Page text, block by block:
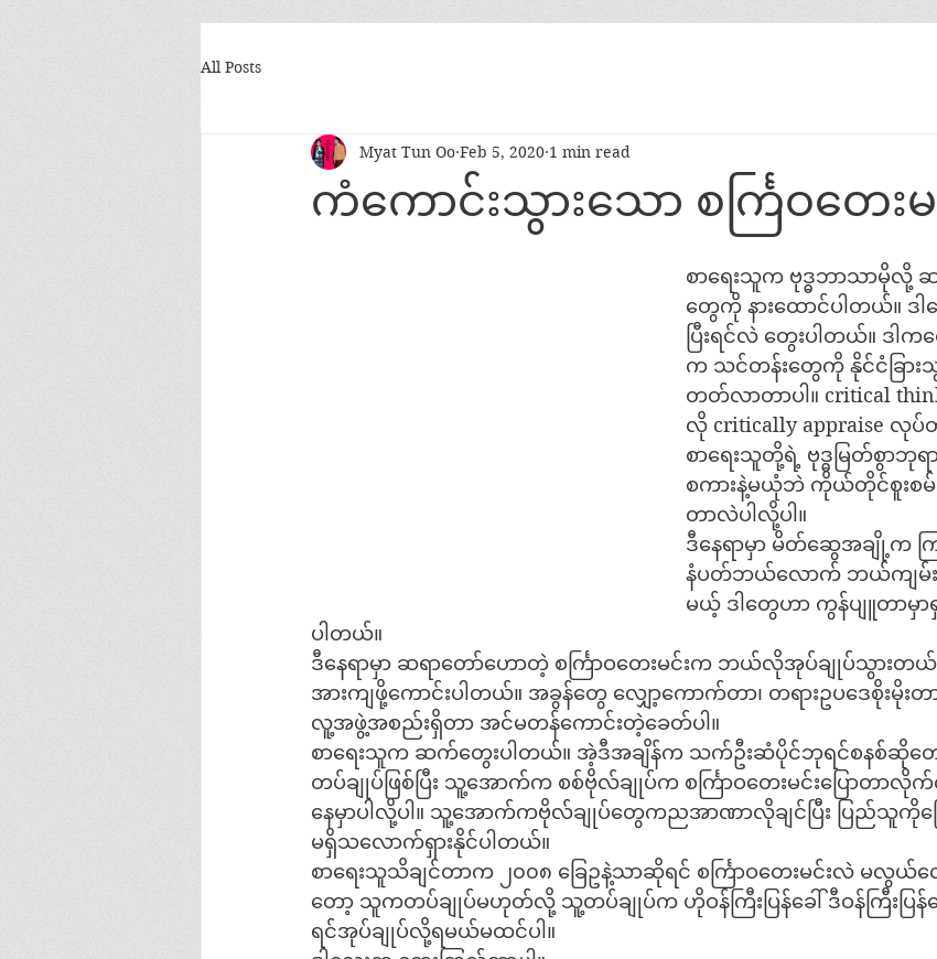
All Posts
ကံကောင်းသွားသော စင်္ကြဝတေးမ
Myat Tun Oo Feb 5, 2020 1 min read
စာရေးသူက ဗုဒ္ဓဘာသာမိုလို့
တွေကို နားထောင်ပါတယ်။ ဒ
ပြီးရင်လဲ တွေးပါတယ်။ ဒါ
က သင်တန်းတွေကို နိုင်ငံခြား
တတ်လာတာပါ။ critical
လို critically appraise လု
စာရေးသူတို့ရဲ့ ဗုဒ္ဓမြတ်စွာဘုရာ
စကားနဲ့မယုံဘဲ ကိုယ်တိုင်စူးစမ်း
တာလဲပါလို့ပါ။
ဒီနေရာမှာ မိတ်ဆွေအချို့က က
နံပတ်ဘယ်လောက် ဘယ်ကျမ်း
မယ့် ဒါတွေဟာ ကွန်ပျူတာမှ
ပါတယ်။
ဒီနေရာမှာ ဆရာတော်ဟောတဲ့ စင်္ကြာဝတေးမင်းက ဘယ်လိုအုပ်ချုပ်သွား
အားကျဖို့ကောင်းပါတယ်။ အခွန်တွေ လျှော့ကောက်တာ၊ တရားဥပဒေစိုးမို
လူ့အဖွဲ့အစည်းရှိတာ အင်မတန်ကောင်းတဲ့ခေတ်ပါ။
စာရေးသူက ဆက်တွေးပါတယ်။ အဲ့ဒီအချိန်က သက်ဦးဆံပိုင်ဘုရင်စနစ်ဆိုတော့
တပ်ချုပ်ဖြစ်ပြီး သူ့အောက်က စစ်ဗိုလ်ချုပ်က စင်္ကြာဝတေးမင်းပြောတာ
နေမှာပါလို့ပါ။ သူ့အောက်ကဗိုလ်ချုပ်တွေကညအာဏာလိုချင်ပြီး ပြည်သူကို
မရှိသလောက်ရှားနိုင်ပါတယ်။
စာရေးသူသိချင်တာက ၂၀၀၈ ခြေဥနဲ့သာဆိုရင် စင်္ကြာဝတေးမင်းလဲ မလွ
တော့ သူကတပ်ချုပ်မဟုတ်လို့ သူ့တပ်ချုပ်က ဟိုဝန်ကြီးပြန်ခေါ် ဒီဝန်ကြီးပြန်ခ
ရင်အုပ်ချုပ်လို့ရမယ်မထင်ပါ။